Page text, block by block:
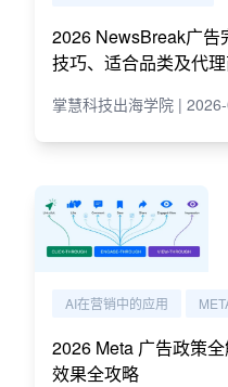
2026 NewsBreak广告
技巧、适合品类及代
掌慧科技出海学院 |
AI在营销中的应用
2026 Meta 广告政策
效果全攻略